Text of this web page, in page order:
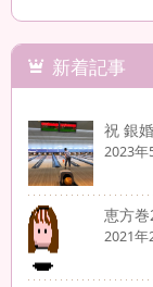
新着記事
祝 銀
2023年
恵方巻
2021年